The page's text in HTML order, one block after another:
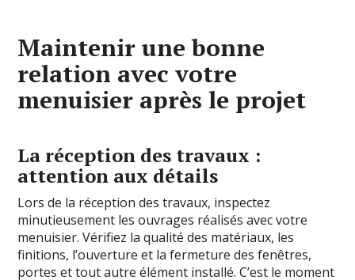
Maintenir une bonne
relation avec votre
menuisier après le projet
La réception des travaux :
attention aux détails
Lors de la réception des travaux, inspectez
minutieusement les ouvrages réalisés avec votre
menuisier. Vérifiez la qualité des matériaux, les
finitions, l’ouverture et la fermeture des fenêtres,
portes et tout autre élément installé. C’est le moment